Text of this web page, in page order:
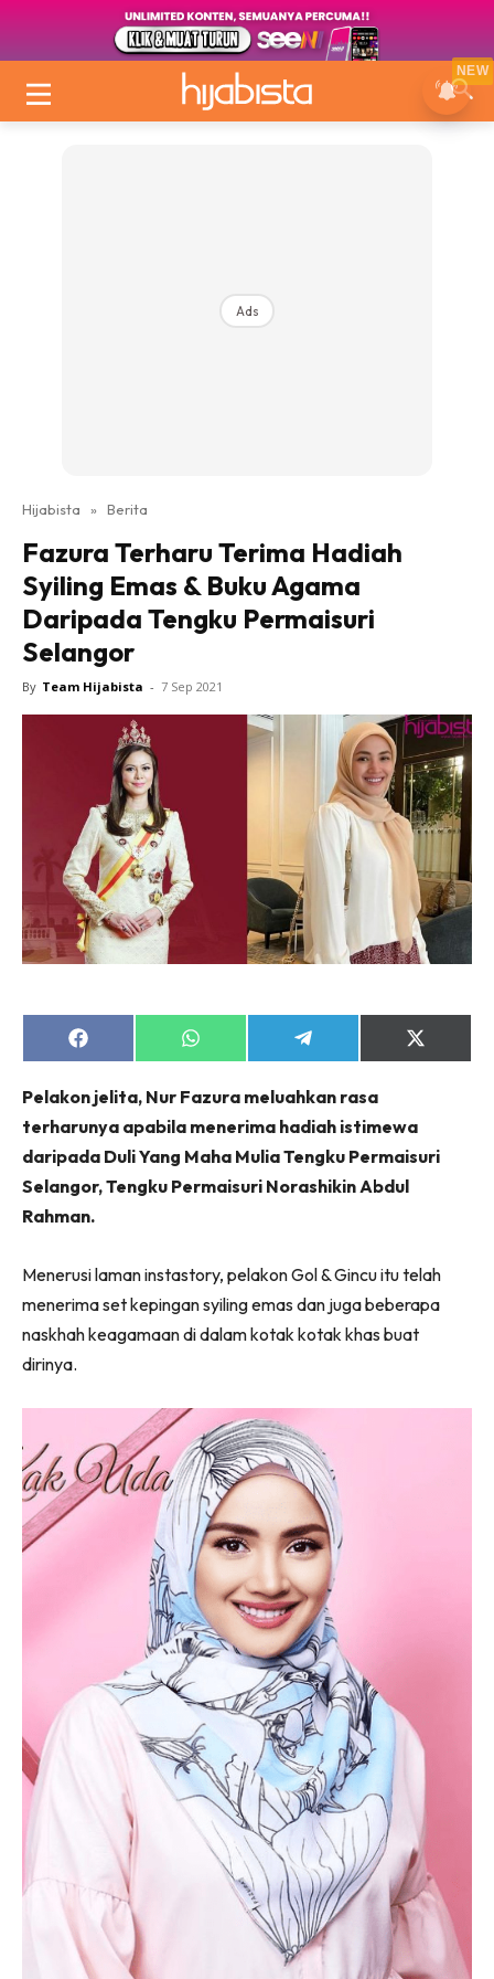
Ads
Hijabista » Berita
Fazura Terharu Terima Hadiah
Syiling Emas & Buku Agama
Daripada Tengku Permaisuri
Selangor
By Team Hijabista - 7 Sep 2021
Share
on
Share
on
Share
on
Share
on
Pelakon jelita, Nur Fazura meluahkan rasa
terharunya apabila menerima hadiah istimewa
daripada Duli Yang Maha Mulia Tengku Permaisuri
Selangor, Tengku Permaisuri Norashikin Abdul
Rahman.
Menerusi laman instastory, pelakon Gol & Gincu itu telah
menerima set kepingan syiling emas dan juga beberapa
naskhah keagamaan di dalam kotak kotak khas buat
dirinya.
NEW